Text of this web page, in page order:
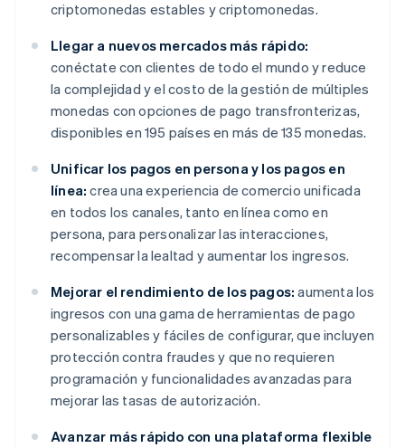
criptomonedas estables y criptomonedas.
Llegar a nuevos mercados más rápido:
conéctate con clientes de todo el mundo y reduce
la complejidad y el costo de la gestión de múltiples
monedas con opciones de pago transfronterizas,
disponibles en 195 países en más de 135 monedas.
Unificar los pagos en persona y los pagos en
línea: crea una experiencia de comercio unificada
en todos los canales, tanto en línea como en
persona, para personalizar las interacciones,
recompensar la lealtad y aumentar los ingresos.
Mejorar el rendimiento de los pagos: aumenta los
ingresos con una gama de herramientas de pago
personalizables y fáciles de configurar, que incluyen
protección contra fraudes y que no requieren
programación y funcionalidades avanzadas para
mejorar las tasas de autorización.
Avanzar más rápido con una plataforma flexible